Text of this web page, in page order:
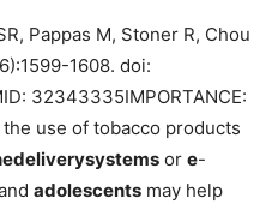
Pappas M, Stoner R, Chou
1608. doi:
32343335IMPORTANCE:
use of tobacco products
or e-
adolescents may help